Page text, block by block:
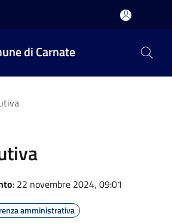
di Carnate
: 22 novembre 2024, 09:01
amministrativa